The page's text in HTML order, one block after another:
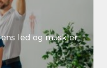
led og muskler